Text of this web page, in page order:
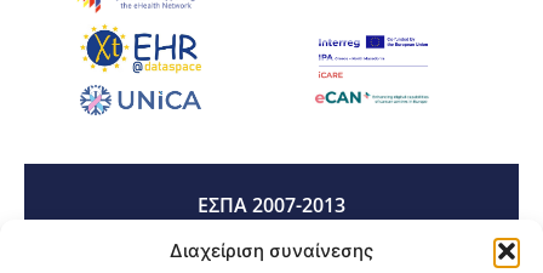
Διαχείριση συναίνεσης
ΕΣΠΑ 2007-2013